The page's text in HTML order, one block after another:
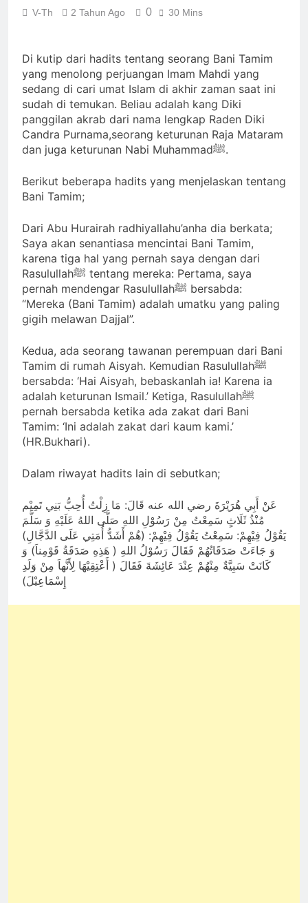
jiwa yang Suci yang Diijinkan
Dipaksa Terang & Sebuah
Barisan yang Diakui, Solid &
Identitas Muhammas
Mayoritas Manusia,
Kemuliaannya Jauh
dari Apa yang
Tampak
Ketika Istikharah
Dijawab Lewat Wajah
(kang Diki) : Isyarat
Petunjuk Melalui
Jalan Hati
2 Hari Ago
Cahaya dari Timur:
Isyarat Kebangkitan
Islam Dimulai dari
Arah Timur
3 Hari Ago
Isyarat Kebangkitan :
akan Menjadi Sebab
Rahmat Allah ﷻ
3 Hari Ago
V-Th 2 Tahun Ago 0 30 Mins
Di kutip dari hadits tentang seorang Bani Tamim
yang menolong perjuangan Imam Mahdi yang
sedang di cari umat Islam di akhir zaman saat ini
sudah di temukan. Beliau adalah kang Diki
panggilan akrab dari nama lengkap Raden Diki
Candra Purnama,seorang keturunan Raja Mataram
dan juga keturunan Nabi Muhammadﷺ.
Berikut beberapa hadits yang menjelaskan tentang
Bani Tamim;
Dari Abu Hurairah radhiyallahu’anha dia berkata;
Saya akan senantiasa mencintai Bani Tamim,
karena tiga hal yang pernah saya dengan dari
Rasulullahﷺ tentang mereka: Pertama, saya
pernah mendengar Rasulullahﷺ bersabda:
“Mereka (Bani Tamim) adalah umatku yang paling
gigih melawan Dajjal”.
Kedua, ada seorang tawanan perempuan dari Bani
Tamim di rumah Aisyah. Kemudian Rasulullahﷺ
bersabda: ‘Hai Aisyah, bebaskanlah ia! Karena ia
adalah keturunan Ismail.’ Ketiga, Rasulullahﷺ
pernah bersabda ketika ada zakat dari Bani
Tamim: ‘Ini adalah zakat dari kaum kami.’
(HR.Bukhari).
Dalam riwayat hadits lain di sebutkan;
عَنْ أَبِي هُرَيْرَةَ رضي الله عنه قَالَ: مَا زِلْتُ أُحِبُّ بَنِي تَمِيْم
مُنْذُ ثَلَاثٍ سَمِعْتُ مِنْ رَسُوْلِ اللهِ صَلَّى اللهُ عَلَيْهِ وَ سَلَّمَ
يَقُوْلُ فِيْهِمْ: سَمِعْتُ يَقُوْلُ فِيْهِمْ: (هُمْ أَشَدُّ أُمَتِي عَلَى الدَّجَّالِ)
وَ جَاءَتْ صَدَقَاتُهُمْ فَقَالَ رَسُوْلُ اللهِ ( هَذِهِ صَدَقَةُ قَوْمِناَ) وَ
كَانَتْ سَبِيَّةٌ مِنْهُمْ عِنْدَ عَائِشَةَ فَقَالَ ( أَعْتِقِيْهَا لِأَنَّهاَ مِنْ وَلَدِ
إِسْمَاعِيْلَ)